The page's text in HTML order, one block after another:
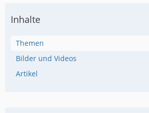
Inhalte
Themen
Bilder und Videos
Artikel